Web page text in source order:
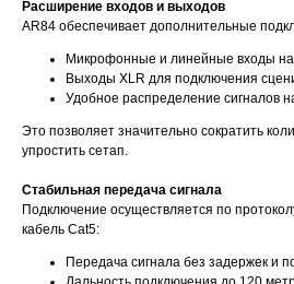
Расширение входов и выходов
AR84 обеспечивает дополнительные
Микрофонные и линейные входы
Выходы XLR для подключения
Удобное распределение сигналов
Это позволяет значительно сократить
упростить сетап.
Стабильная передача сигнала
Подключение осуществляется по
кабель Cat5:
Передача сигнала без задержек и